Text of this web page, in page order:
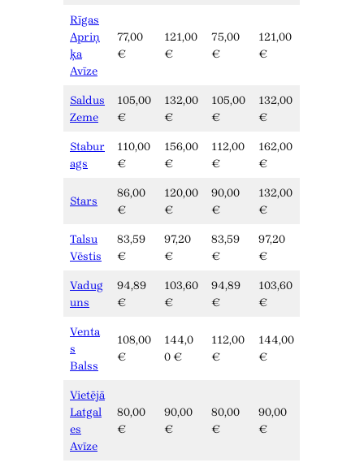
Rīgas
Apriņ
ķa
Avīze
77,00
€
121,00
€
75,00
€
121,00
€
Saldus
Zeme
105,00
€
132,00
€
105,00
€
132,00
€
Stabur
ags
110,00
€
156,00
€
112,00
€
162,00
€
Stars
86,00
€
120,00
€
90,00
€
132,00
€
Talsu
Vēstis
83,59
€
97,20
€
83,59
€
97,20
€
Vadug
uns
94,89
€
103,60
€
94,89
€
103,60
€
Venta
s
Balss
108,00
€
144,0
0 €
112,00
€
144,00
€
Vietējā
Latgal
es
Avīze
80,00
€
90,00
€
80,00
€
90,00
€